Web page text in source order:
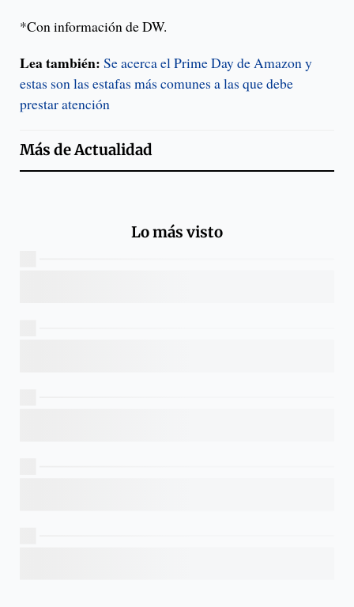
*Con información de DW.
Lea también: Se acerca el Prime Day de Amazon y
estas son las estafas más comunes a las que debe
prestar atención
Más deActualidad
Lo más visto